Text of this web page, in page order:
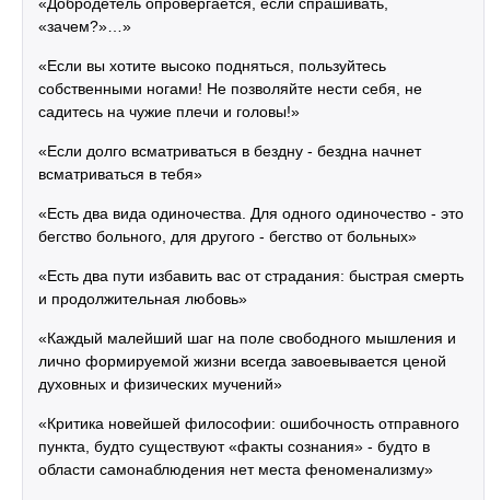
«Добродетель опровергается, если спрашивать,
«зачем?»…»
«Если вы хотите высоко подняться, пользуйтесь
собственными ногами! Не позволяйте нести себя, не
садитесь на чужие плечи и головы!»
«Если долго всматриваться в бездну - бездна начнет
всматриваться в тебя»
«Есть два вида одиночества. Для одного одиночество - это
бегство больного, для другого - бегство от больных»
«Есть два пути избавить вас от страдания: быстрая смерть
и продолжительная любовь»
«Каждый малейший шаг на поле свободного мышления и
лично формируемой жизни всегда завоевывается ценой
духовных и физических мучений»
«Критика новейшей философии: ошибочность отправного
пункта, будто существуют «факты сознания» - будто в
области самонаблюдения нет места феноменализму»